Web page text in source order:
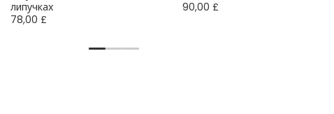
липучках
78,00 £
90,00 £